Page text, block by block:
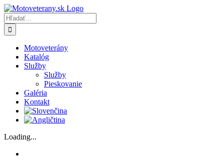
Skip
to
content
Hľadať:
Motoveterány
Katalóg
Služby
Služby
Pieskovanie
Galéria
Kontakt
Loading...